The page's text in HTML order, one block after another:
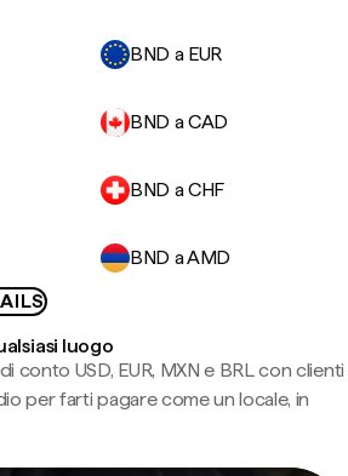
BND a EUR
BND a CAD
BND a CHF
BND a AMD
luogo
conto USD, EUR, MXN e BRL con clienti
per farti pagare come un locale, in